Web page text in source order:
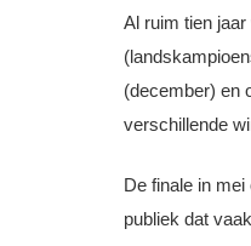
Al ruim tien jaar
(december) en
verschillende
De finale in
publiek dat